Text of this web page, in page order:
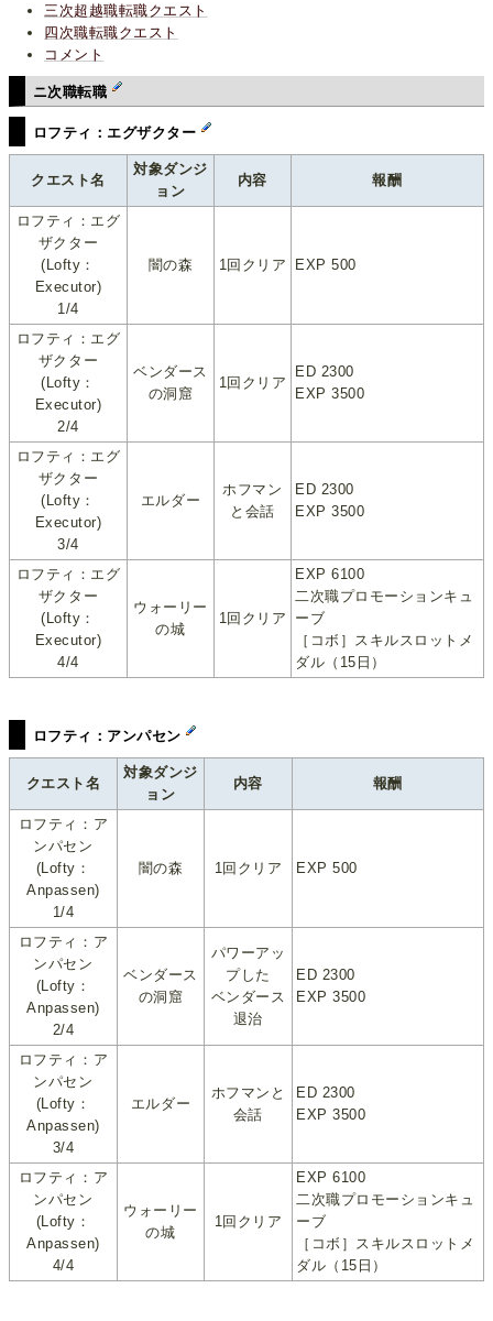
三次超越職転職クエスト
四次職転職クエスト
コメント
ニ次職転職
ロフティ：エグザクター
クエスト名
対象ダンジ
ョン
内容 報酬
ロフティ：エグ
ザクター
(Lofty：
Executor)
1/4
闇の森 1回クリア EXP 500
ロフティ：エグ
ザクター
(Lofty：
Executor)
2/4
ベンダース
の洞窟
1回クリア
ED 2300
EXP 3500
ロフティ：エグ
ザクター
(Lofty：
Executor)
3/4
エルダー
ホフマン
と会話
ED 2300
EXP 3500
ロフティ：エグ
ザクター
(Lofty：
Executor)
4/4
ウォーリー
の城
1回クリア
EXP 6100
二次職プロモーションキュ
ーブ
［コボ］スキルスロットメ
ダル（15日）
ロフティ：アンパセン
クエスト名
対象ダンジ
ョン
内容 報酬
ロフティ：ア
ンパセン
(Lofty：
Anpassen)
1/4
闇の森 1回クリア EXP 500
ロフティ：ア
ンパセン
(Lofty：
Anpassen)
2/4
ベンダース
の洞窟
パワーアッ
プした
ベンダース
退治
ED 2300
EXP 3500
ロフティ：ア
ンパセン
(Lofty：
Anpassen)
3/4
エルダー
ホフマンと
会話
ED 2300
EXP 3500
ロフティ：ア
ンパセン
(Lofty：
Anpassen)
4/4
ウォーリー
の城
1回クリア
EXP 6100
二次職プロモーションキュ
ーブ
［コボ］スキルスロットメ
ダル（15日）